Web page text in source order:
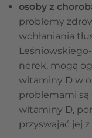
osoby z
problemy
wchłaniania
nerek, mogą
witaminy D w
problemami są
witaminy D,
przyswajać jej